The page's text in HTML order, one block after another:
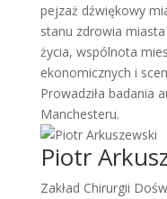
pejzaż dźwiękowy
stanu zdrowia
życia, wspólnota
ekonomicznych i
Prowadziła badania
Manchesteru.
Piotr
Zakład Chirurgii